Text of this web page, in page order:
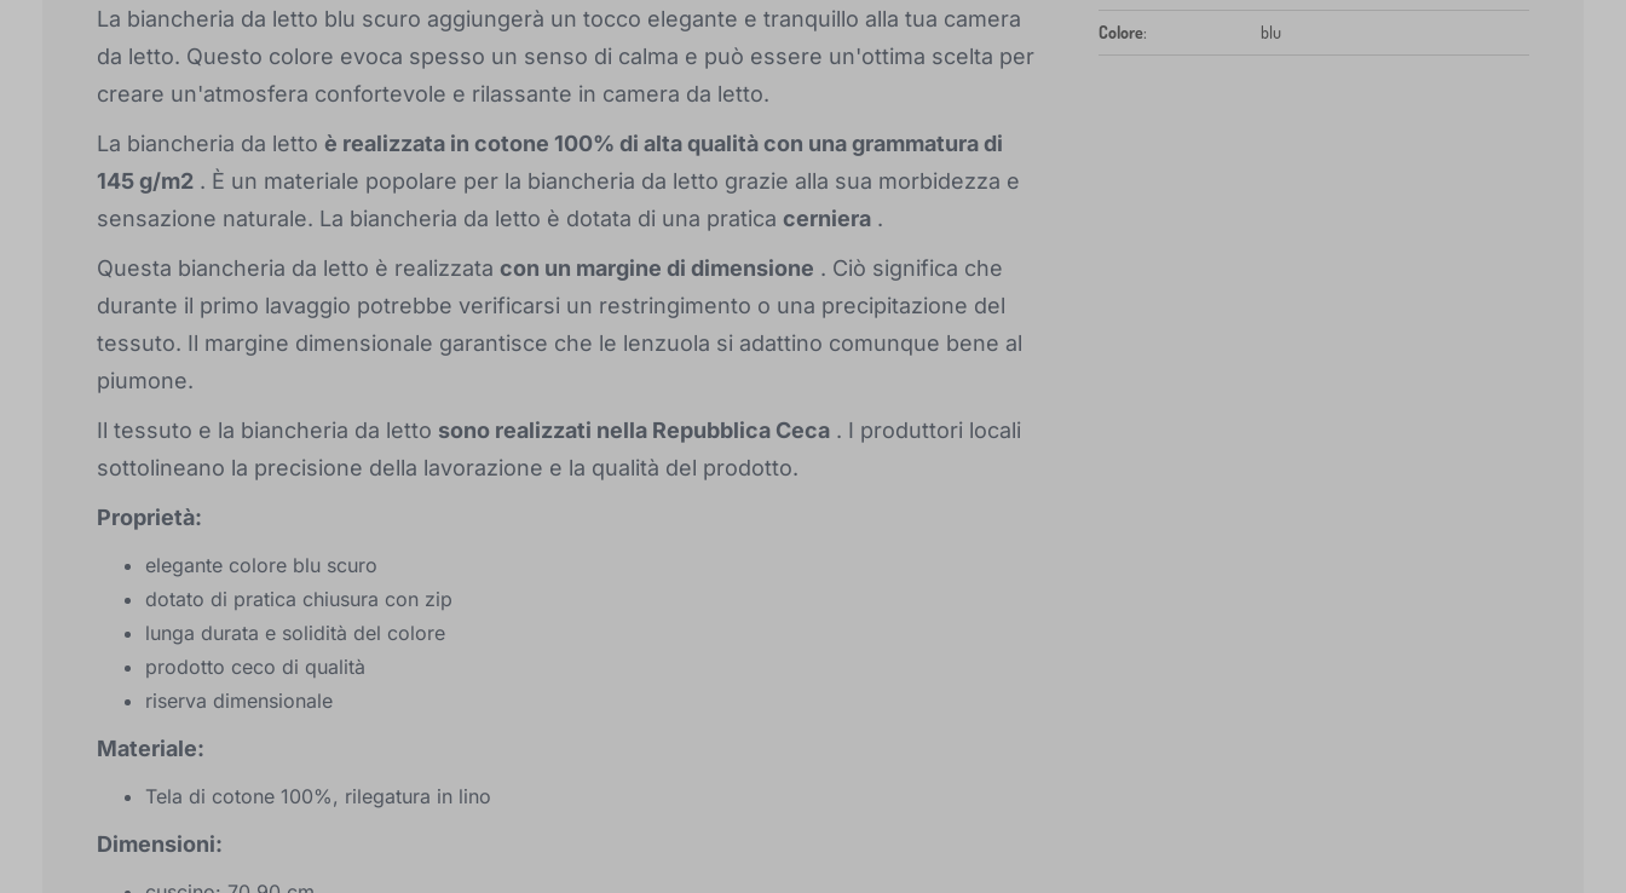
La biancheria da letto blu scuro aggiungerà un tocco elegante e tranquillo alla tua camera
da letto. Questo colore evoca spesso un senso di calma e può essere un'ottima scelta per
creare un'atmosfera confortevole e rilassante in camera da letto.
La biancheria da letto è realizzata in cotone 100% di alta qualità con una grammatura di
145 g/m2 . È un materiale popolare per la biancheria da letto grazie alla sua morbidezza e
sensazione naturale. La biancheria da letto è dotata di una pratica cerniera .
Questa biancheria da letto è realizzata con un margine di dimensione . Ciò significa che
durante il primo lavaggio potrebbe verificarsi un restringimento o una precipitazione del
tessuto. Il margine dimensionale garantisce che le lenzuola si adattino comunque bene al
piumone.
Il tessuto e la biancheria da letto sono realizzati nella Repubblica Ceca . I produttori locali
sottolineano la precisione della lavorazione e la qualità del prodotto.
Proprietà:
elegante colore blu scuro
dotato di pratica chiusura con zip
lunga durata e solidità del colore
prodotto ceco di qualità
riserva dimensionale
Materiale:
Tela di cotone 100%, rilegatura in lino
Dimensioni:
Colore: blu